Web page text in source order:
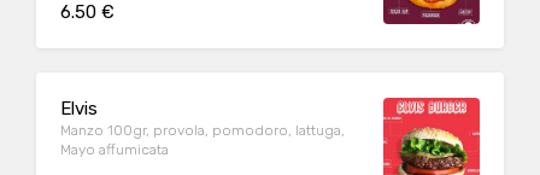
6.50 €
Elvis
Manzo 100gr, provola, pomodoro, lattuga,
Mayo affumicata